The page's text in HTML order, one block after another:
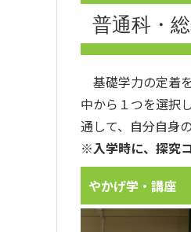
普通科・
基礎学力の定着
中から１つを選択
通して、自分自身
※入学時に、探究
やかげ学・講座